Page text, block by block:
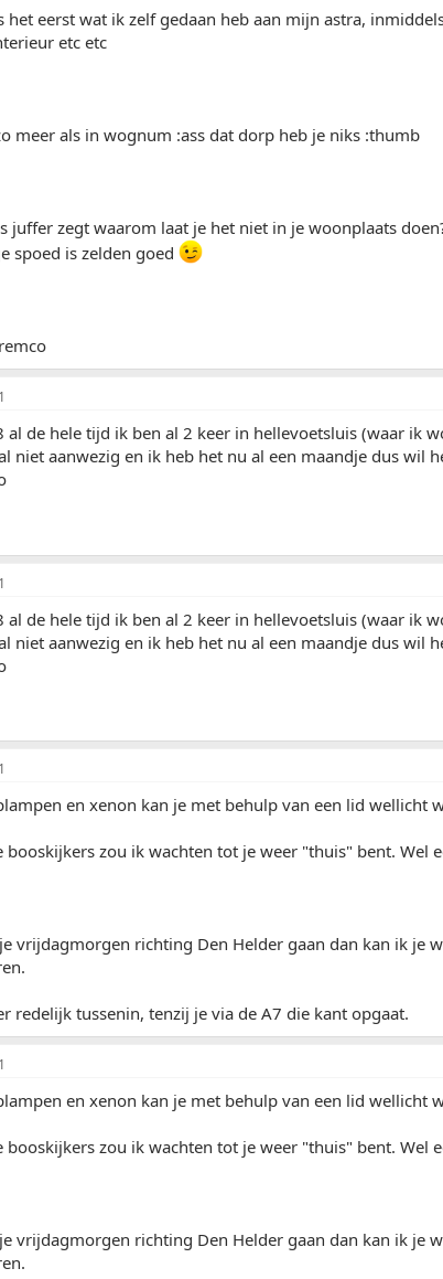
het eerst wat ik zelf gedaan heb aan mijn astra,
etc etc
meer als in wognum :ass dat dorp heb je niks :thumb
juffer zegt waarom laat je het niet in je woonplaats
spoed is zelden goed
al de hele tijd ik ben al 2 keer in hellevoetsluis (waar ik
niet aanwezig en ik heb het nu al een maandje dus wil
al de hele tijd ik ben al 2 keer in hellevoetsluis (waar ik
niet aanwezig en ik heb het nu al een maandje dus wil
en xenon kan je met behulp van een lid wellicht
booskijkers zou ik wachten tot je weer "thuis" bent. Wel
vrijdagmorgen richting Den Helder gaan dan kan ik je
redelijk tussenin, tenzij je via de A7 die kant opgaat.
en xenon kan je met behulp van een lid wellicht
booskijkers zou ik wachten tot je weer "thuis" bent. Wel
vrijdagmorgen richting Den Helder gaan dan kan ik je